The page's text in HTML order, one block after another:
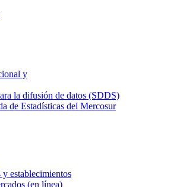
y
la difusión de datos (SDDS)
de Estadísticas del Mercosur
y establecimientos
(en línea)